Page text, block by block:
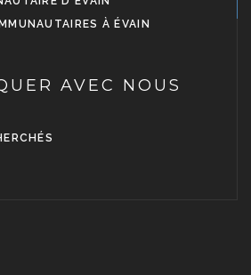
À ÉVAIN
AVEC NOUS